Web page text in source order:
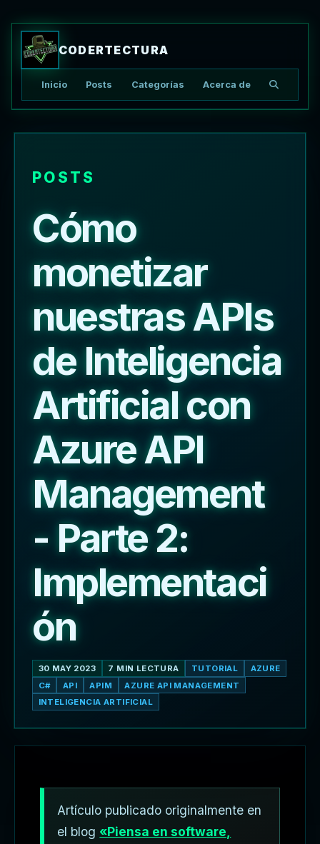
CODERTECTURA
Inicio Posts Categorías Acerca de Buscar
POSTS
Cómo
monetizar
nuestras APIs
de Inteligencia
Artificial con
Azure API
Management
- Parte 2:
Implementaci
ón
30 MAY 2023 7 MIN LECTURA TUTORIAL
AZURE
C#
API APIM
AZURE API MANAGEMENT
INTELIGENCIA ARTIFICIAL
Artículo publicado originalmente en
el blog «Piensa en software,